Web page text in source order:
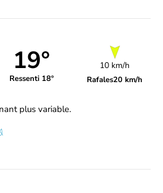
19°
Ressenti 18°
10 km/h
Rafales20 km/h
plus variable.